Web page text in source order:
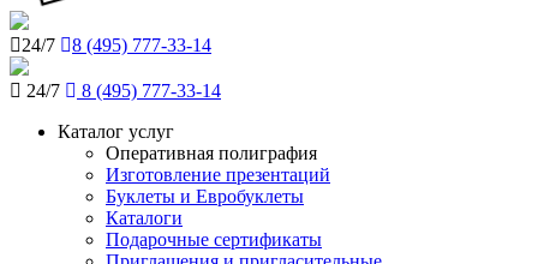
24/7 8 (495) 777-33-14
24/7
8 (495) 777-33-14
Каталог услуг
Оперативная полиграфия
Изготовление презентаций
Буклеты и Eвробуклеты
Каталоги
Подарочные сертификаты